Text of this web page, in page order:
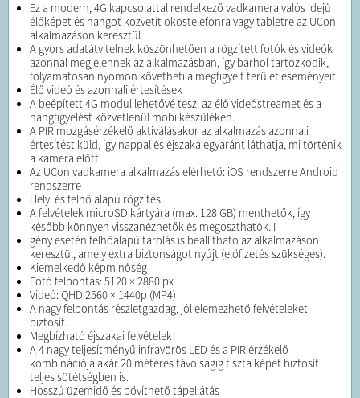
Ez a modern, 4G kapcsolattal rendelkező vadkamera valós idejű
élőképet és hangot közvetít okostelefonra vagy tabletre az UCon
alkalmazáson keresztül.
A gyors adatátvitelnek köszönhetően a rögzített fotók és videók
azonnal megjelennek az alkalmazásban, így bárhol tartózkodik,
folyamatosan nyomon követheti a megfigyelt terület eseményeit.
Élő videó és azonnali értesítések
A beépített 4G modul lehetővé teszi az élő videóstreamet és a
hangfigyelést közvetlenül mobilkészüléken.
A PIR mozgásérzékelő aktiválásakor az alkalmazás azonnali
értesítést küld, így nappal és éjszaka egyaránt láthatja, mi történik
a kamera előtt.
Az UCon vadkamera alkalmazás elérhető: iOS rendszerre Android
rendszerre
Helyi és felhő alapú rögzítés
A felvételek microSD kártyára (max. 128 GB) menthetők, így
később könnyen visszanézhetők és megoszthatók. I
gény esetén felhőalapú tárolás is beállítható az alkalmazáson
keresztül, amely extra biztonságot nyújt (előfizetés szükséges).
Kiemelkedő képminőség
Fotó felbontás: 5120 × 2880 px
Videó: QHD 2560 × 1440p (MP4)
A nagy felbontás részletgazdag, jól elemezhető felvételeket
biztosít.
Megbízható éjszakai felvételek
A 4 nagy teljesítményű infravörös LED és a PIR érzékelő
kombinációja akár 20 méteres távolságig tiszta képet biztosít
teljes sötétségben is.
Hosszú üzemidő és bővíthető tápellátás